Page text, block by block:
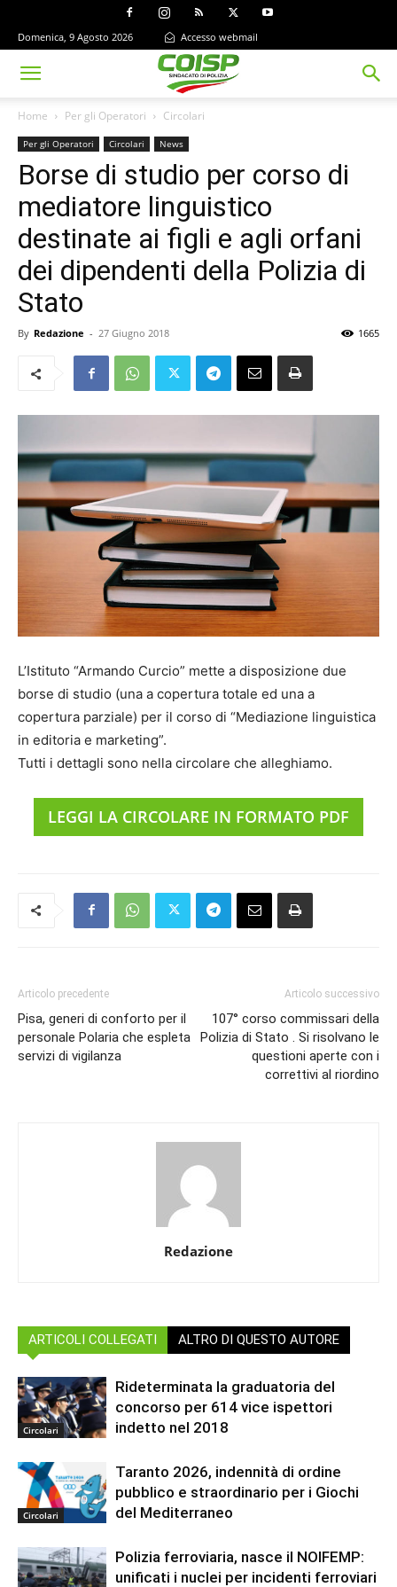
Domenica, 9 Agosto 2026 Accesso webmail
Home Per gli Operatori Circolari
Per gli Operatori Circolari News
Borse di studio per corso di
mediatore linguistico
destinate ai figli e agli orfani
dei dipendenti della Polizia di
Stato
By Redazione - 27 Giugno 2018 1665
L’Istituto “Armando Curcio” mette a disposizione due
borse di studio (una a copertura totale ed una a
copertura parziale) per il corso di “Mediazione linguistica
in editoria e marketing”.
Tutti i dettagli sono nella circolare che alleghiamo.
LEGGI LA CIRCOLARE IN FORMATO PDF
Articolo precedente
Pisa, generi di conforto per il
personale Polaria che espleta
servizi di vigilanza
Articolo successivo
107° corso commissari della
Polizia di Stato . Si risolvano le
questioni aperte con i
correttivi al riordino
Redazione
ARTICOLI COLLEGATI ALTRO DI QUESTO AUTORE
Circolari
Rideterminata la graduatoria del
concorso per 614 vice ispettori
indetto nel 2018
Circolari
Taranto 2026, indennità di ordine
pubblico e straordinario per i Giochi
del Mediterraneo
Polizia ferroviaria, nasce il NOIFEMP:
unificati i nuclei per incidenti ferroviari